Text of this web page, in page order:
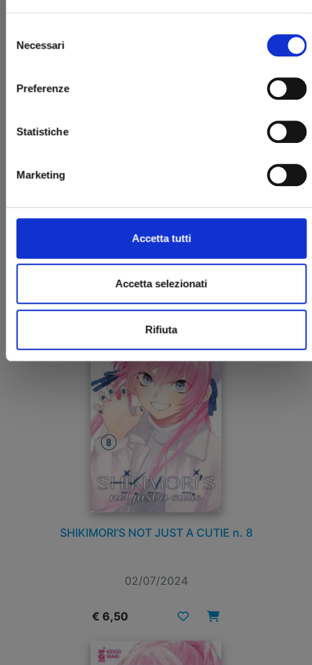
delNecessari
Preferenze
Statistiche
Marketing
Accetta tutti
Accetta selezionati
Rifiuta
SHIKIMORI’S NOT JUST A CUTIE n. 9
27/08/2024
€ 6,50
SHIKIMORI’S NOT JUST A CUTIE n. 8
02/07/2024
€ 6,50